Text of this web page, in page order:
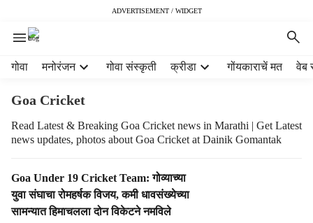
ADVERTISEMENT / WIDGET
गोवा मनोरंजन गोवा संस्कृती क्रीडा गोंयकाराचें मत वेब
Goa Cricket
Read Latest & Breaking Goa Cricket news in Marathi | Get Latest
news updates, photos about Goa Cricket at Dainik Gomantak
T
a
g
Goa Under 19 Cricket Team: गोव्याच्या
युवा संघाचा रोमहर्षक विजय, कमी धावसंख्येच्या
सामन्यात हिमाचलला दोन विकेटने नमविले